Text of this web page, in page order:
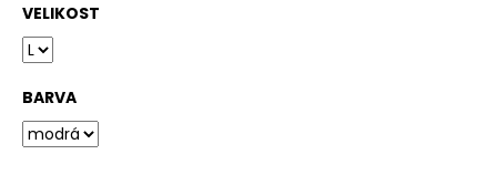
VELIKOST
BARVA
D
o
p
o
r
u